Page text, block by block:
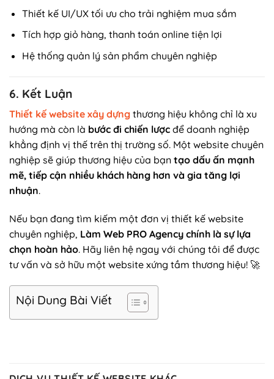
Thiết kế UI/UX tối ưu cho trải nghiệm mua sắm
Tích hợp giỏ hàng, thanh toán online tiện lợi
Hệ thống quản lý sản phẩm chuyên nghiệp
6. Kết Luận
Thiết kế website xây dựng thương hiệu không chỉ là xu
hướng mà còn là bước đi chiến lược để doanh nghiệp
khẳng định vị thế trên thị trường số. Một website chuyên
nghiệp sẽ giúp thương hiệu của bạn tạo dấu ấn mạnh
mẽ, tiếp cận nhiều khách hàng hơn và gia tăng lợi
nhuận.
Nếu bạn đang tìm kiếm một đơn vị thiết kế website
chuyên nghiệp, Làm Web PRO Agency chính là sự lựa
chọn hoàn hảo. Hãy liên hệ ngay với chúng tôi để được
tư vấn và sở hữu một website xứng tầm thương hiệu! 🚀
Nội Dung Bài Viết